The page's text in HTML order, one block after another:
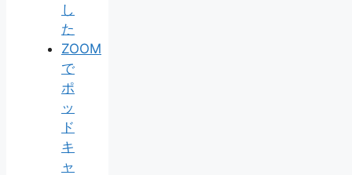
し
た
ZOOM
で
ポ
ッ
ド
キ
ャ